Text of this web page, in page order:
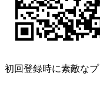
初回登録時に素敵な